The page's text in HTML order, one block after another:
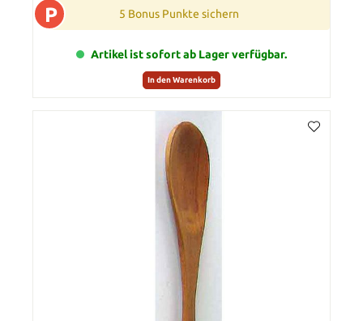
P 5 Bonus Punkte sichern
Artikel ist sofort ab Lager verfügbar.
In den Warenkorb